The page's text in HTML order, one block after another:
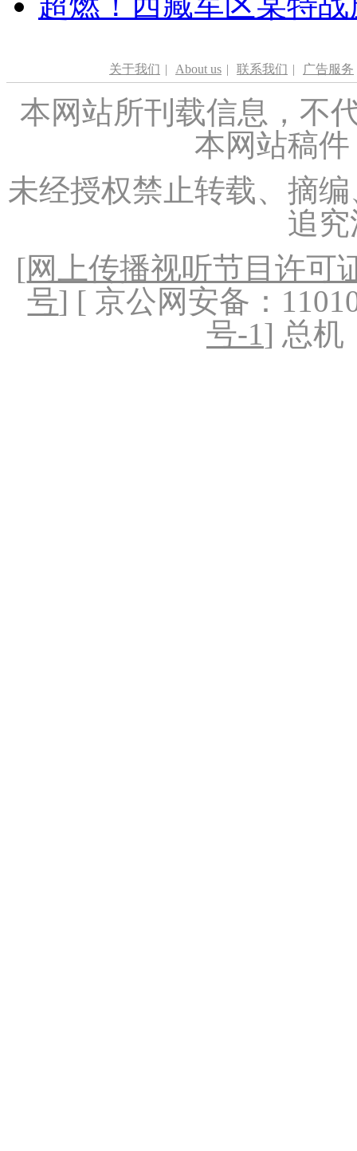
关于我们 | About us | 联系我们 | 广告服务
本网站所刊载信息，不
本网站稿
未经授权禁止转载、摘
追
[网上传播视听节目许可
号] [ 京公网安备：
号-1] 总机